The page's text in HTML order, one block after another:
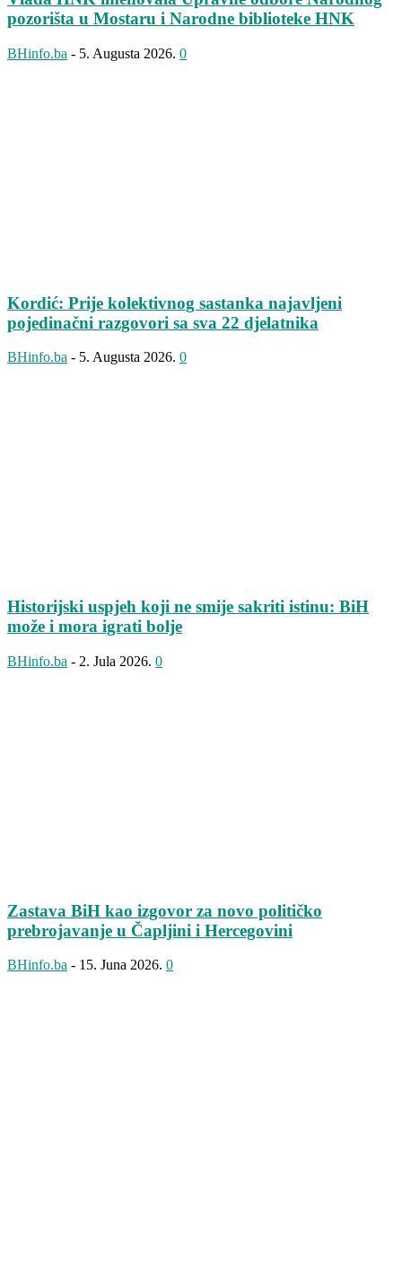
pozorišta u Mostaru i Narodne biblioteke HNK
BHinfo.ba - 5. Augusta 2026. 0
Kordić: Prije kolektivnog sastanka najavljeni
pojedinačni razgovori sa sva 22 djelatnika
BHinfo.ba - 5. Augusta 2026. 0
Historijski uspjeh koji ne smije sakriti istinu: BiH
može i mora igrati bolje
BHinfo.ba - 2. Jula 2026. 0
Zastava BiH kao izgovor za novo političko
prebrojavanje u Čapljini i Hercegovini
BHinfo.ba - 15. Juna 2026. 0